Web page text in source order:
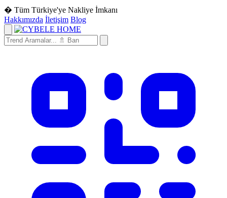
� Tüm Türkiye'ye Nakliye İmkanı
Hakkımızda İletişim Blog